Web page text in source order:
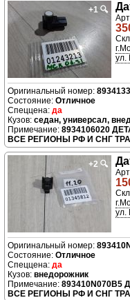
+1🔍
ул.
Отличное
да
седан, универсал,
8934106020
ВСЕ РЕГИОНЫ РФ И СНГ
+2 🔍
ул.
Отличное
да
внедорожник
ВСЕ РЕГИОНЫ РФ И СНГ